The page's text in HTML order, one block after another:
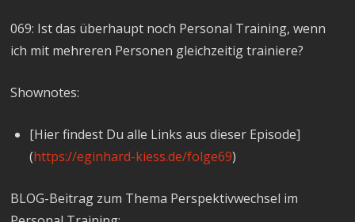
069: Ist das überhaupt noch Personal Training, wenn
ich mit mehreren Personen gleichzeitig trainiere?
Shownotes:
[Hier findest Du alle Links aus dieser Episode]
(https://eginhard-kiess.de/folge69)
BLOG-Beitrag zum Thema Perspektivwechsel im